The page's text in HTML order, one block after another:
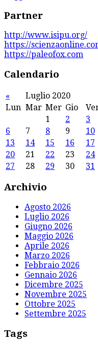
Partner
http://www.isipu.org/
https://
https://paleofox.com
Calendario
« Luglio 2020
Lun Mar Mer Gio
1
2 3
6
7 8 9 10
13
14 15 16 17
20
21 22 23 24
27
28 29 30 31
Archivio
Agosto 2026
Luglio 2026
Giugno 2026
Maggio 2026
Aprile 2026
Marzo 2026
Febbraio 2026
Gennaio 2026
Dicembre 2025
Novembre 2025
Ottobre 2025
Settembre 2025
Tags